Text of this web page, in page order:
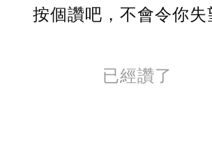
按個讚吧，不會令你失
已經讚了